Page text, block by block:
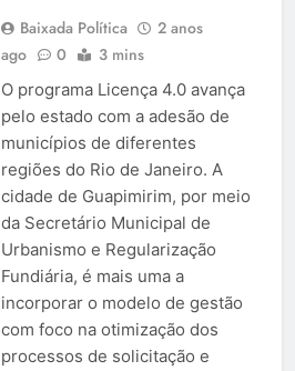
Baixada Política
2 anos
ago
0 3 mins
O programa Licença 4.0 avança
pelo estado com a adesão de
municípios de diferentes
regiões do Rio de Janeiro. A
cidade de Guapimirim, por meio
da Secretário Municipal de
Urbanismo e Regularização
Fundiária, é mais uma a
incorporar o modelo de gestão
com foco na otimização dos
processos de solicitação e